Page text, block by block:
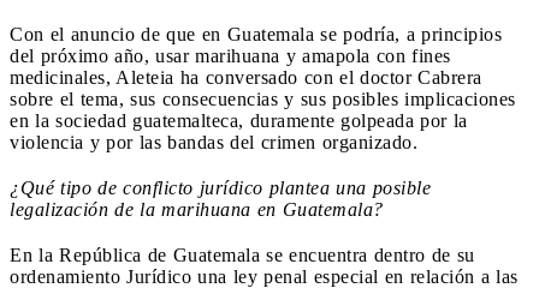
Con el anuncio de que en Guatemala se podría, a principios
del próximo año, usar marihuana y amapola con fines
medicinales, Aleteia ha conversado con el doctor Cabrera
sobre el tema, sus consecuencias y sus posibles implicaciones
en la sociedad guatemalteca, duramente golpeada por la
violencia y por las bandas del crimen organizado.
¿Qué tipo de conflicto jurídico plantea una posible
legalización de la marihuana en Guatemala?
En la República de Guatemala se encuentra dentro de su
ordenamiento Jurídico una ley penal especial en relación a las